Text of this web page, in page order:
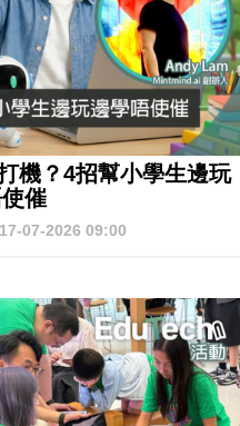
機？4招幫小學生邊玩
催
07-2026 09:00